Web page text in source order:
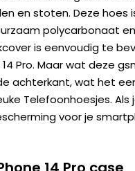
en stoten. Deze hoes
polycarbonaat
is eenvoudig te
Pro. Maar wat deze
achterkant, wat het
Telefoonhoesjes.
voor je